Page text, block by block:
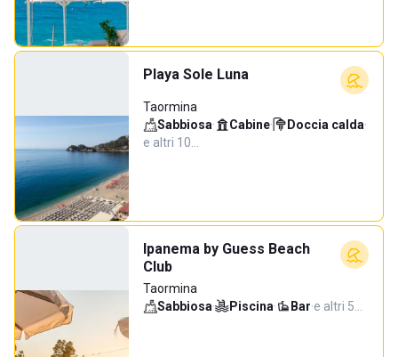
Playa Sole Luna
Taormina
Sabbiosa· Cabine· Doccia calda·
e altri 10…
Ipanema by Guess Beach
Club
Taormina
Sabbiosa· Piscina· Bar·e altri 5…